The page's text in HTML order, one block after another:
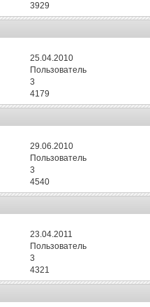
3929
25.04.2010
Пользователь
3
4179
29.06.2010
Пользователь
3
4540
23.04.2011
Пользователь
3
4321